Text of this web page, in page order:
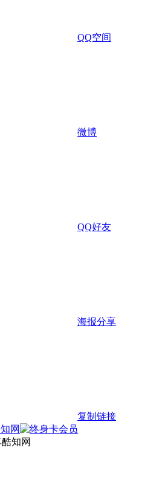
QQ空间
微博
QQ好友
海报分享
复制链接